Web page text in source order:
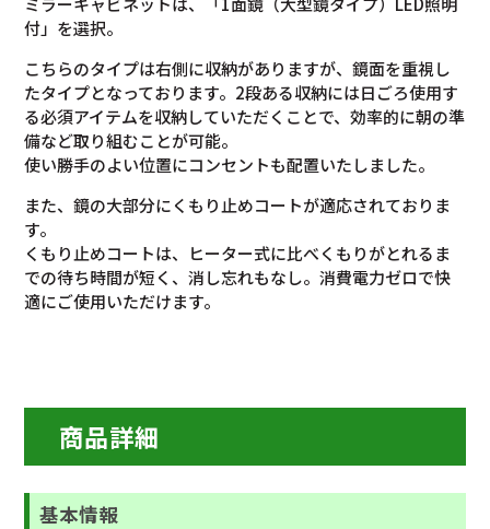
付」を選択。
こちらのタイプは右側に収納がありますが、鏡面を重視し
たタイプとなっております。2段ある収納には日ごろ使用す
る必須アイテムを収納していただくことで、効率的に朝の準
備など取り組むことが可能。
使い勝手のよい位置にコンセントも配置いたしました。
また、鏡の大部分にくもり止めコートが適応されておりま
す。
くもり止めコートは、ヒーター式に比べくもりがとれるま
での待ち時間が短く、消し忘れもなし。消費電力ゼロで快
適にご使用いただけます。
商品詳細
基本情報